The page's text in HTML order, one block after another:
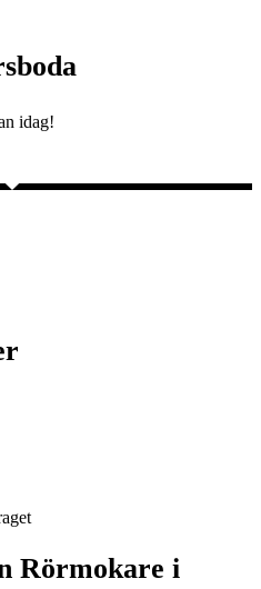
idag!
Rörmokare i